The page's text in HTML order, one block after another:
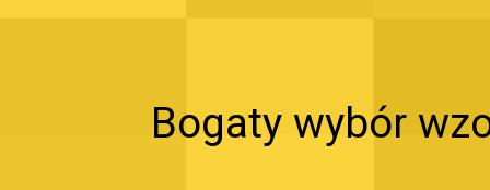
Bogaty wybór